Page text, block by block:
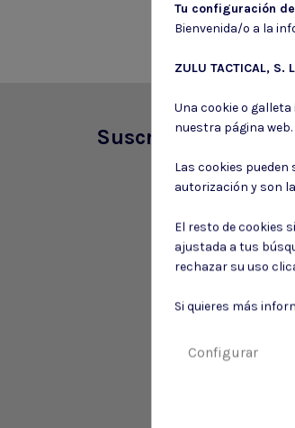
Suscríbete a
Tu configuración
Bienvenida/o a la
ZULU TACTICAL, S.
Una cookie o
nuestra página
Las cookies
autorización y son
El resto de cookies
ajustada a tus
rechazar su uso
Si quieres más
Configurar